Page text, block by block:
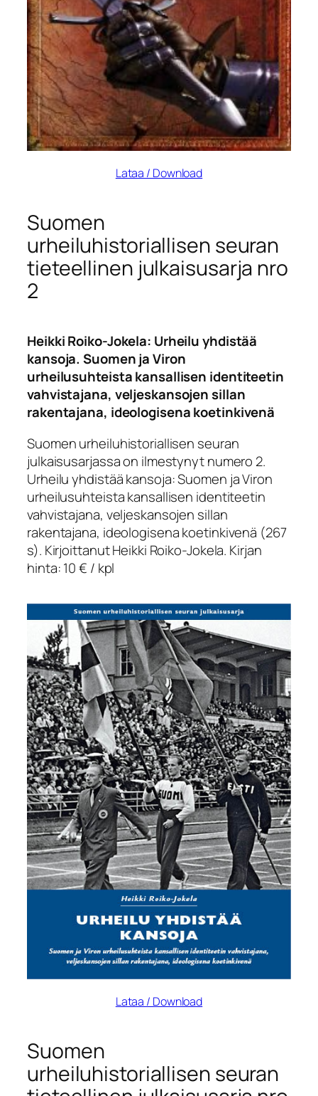
Lataa / Download
Suomen
urheiluhistoriallisen seuran
tieteellinen julkaisusarja nro
2
Heikki Roiko-Jokela: Urheilu yhdistää
kansoja. Suomen ja Viron
urheilusuhteista kansallisen identiteetin
vahvistajana, veljeskansojen sillan
rakentajana, ideologisena koetinkivenä
Suomen urheiluhistoriallisen seuran
julkaisusarjassa on ilmestynyt numero 2.
Urheilu yhdistää kansoja: Suomen ja Viron
urheilusuhteista kansallisen identiteetin
vahvistajana, veljeskansojen sillan
rakentajana, ideologisena koetinkivenä (267
s). Kirjoittanut Heikki Roiko-Jokela. Kirjan
hinta: 10 € / kpl
Lataa / Download
Suomen
urheiluhistoriallisen seuran